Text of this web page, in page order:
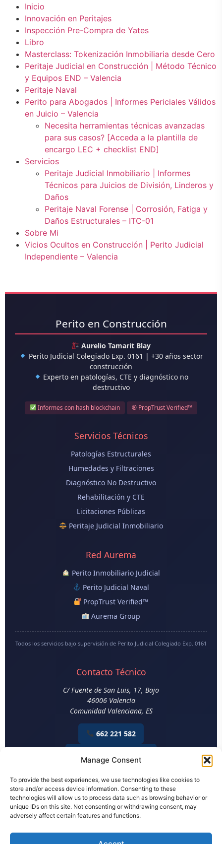
Manage Consent
To provide the best experiences, we use technologies like cookies to
store and/or access device information. Consenting to these
technologies will allow us to process data such as browsing behavior or
unique IDs on this site. Not consenting or withdrawing consent, may
adversely affect certain features and functions.
Inicio
Innovación en Peritajes
Inspección Pre-Compra de Yates
Libro
Masterclass: Tokenización Inmobiliaria desde Cero
Peritaje Judicial en Construcción | Método Técnico
y Equipos END – Valencia
Peritaje Naval
Perito para Abogados | Informes Periciales Válidos
en Juicio – Valencia
Necesita herramientas técnicas avanzadas
para sus casos? [Acceda a la plantilla de
encargo LEC + checklist END]
Servicios
Peritaje Judicial Inmobiliario | Informes
Técnicos para Juicios de División, Linderos y
Daños
Peritaje Naval Forense | Corrosión, Fatiga y
Daños Estructurales – ITC-01
Sobre Mi
Vicios Ocultos en Construcción | Perito Judicial
Independiente – Valencia
Perito en Construcción
Aurelio Tamarit Blay
Perito Judicial Colegiado Exp. 0161 | +30 años sector
construcción
Experto en patologías, CTE y diagnóstico no
destructivo
Informes con hash blockchain ® PropTrust Verified™
Servicios Técnicos
Patologías Estructurales
Humedades y Filtraciones
Diagnóstico No Destructivo
Rehabilitación y CTE
Licitaciones Públicas
Peritaje Judicial Inmobiliario
Red Aurema
Perito Inmobiliario Judicial
Perito Judicial Naval
PropTrust Verified™
Aurema Group
Todos los servicios bajo supervisión de Perito Judicial Colegiado Exp. 0161
Contacto Técnico
C/ Fuente de San Luis, 17, Bajo
46006 Valencia
Comunidad Valenciana, ES
662 221 582
Aviso Legal| Política de Privacidad| Política de Cookies
© 2026 Perito en Construcción. Todos los derechos reservados.
Aurelio Tamarit Blay - Perito Judicial Colegiado Nº 0161
Informes técnicos con verificación blockchain en